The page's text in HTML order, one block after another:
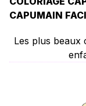
CAPUMAIN
Les plus beaux